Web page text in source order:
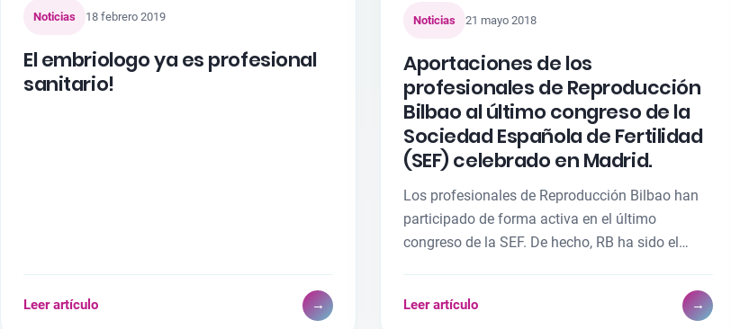
Noticias 18 febrero 2019
El embriologo ya es profesional
sanitario!
Leer artículo →
Noticias 21 mayo 2018
Aportaciones de los
profesionales de Reproducción
Bilbao al último congreso de la
Sociedad Española de Fertilidad
(SEF) celebrado en Madrid.
Los profesionales de Reproducción Bilbao han
participado de forma activa en el último
congreso de la SEF. De hecho, RB ha sido el…
Leer artículo →